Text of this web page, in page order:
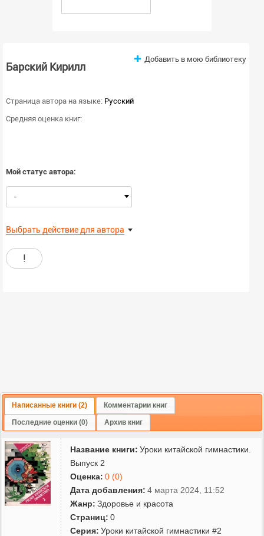
Барский Кирилл
Добавить в мою библиотеку
Страница автора на языке: Русский
Средняя оценка книг:
Мой статус автора:
-
Выбрать действие для автора
!
Написанные книги (2) Комментарии книг
Последние оценки (0) Архив книг
Название книги: Уроки китайской гимнастики.
Выпуск 2
Оценка: 0 (0)
Дата добавления: 4 марта 2024, 11:52
Жанр: Здоровье и красота
Страниц: 0
Серия: Уроки китайской гимнастики #2